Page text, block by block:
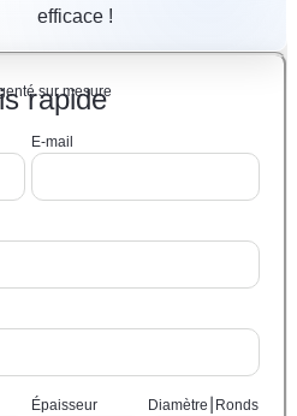
efficace !
sur mesure
rapide
E-mail
Épaisseur Diamètre⎮Ronds